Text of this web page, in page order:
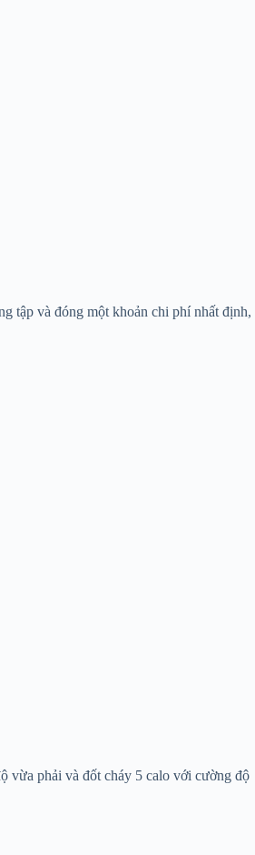
tập và đóng một khoản chi phí nhất định,
vừa phải và đốt cháy 5 calo với cường độ